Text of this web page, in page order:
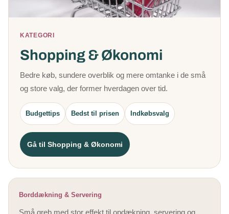
KATEGORI
Shopping & Økonomi
Bedre køb, sundere overblik og mere omtanke i de små
og store valg, der former hverdagen over tid.
Budgettips Bedst til prisen Indkøbsvalg
Gå til Shopping & Økonomi
Borddækning & Servering
Små greb med stor effekt til opdækning, servering og